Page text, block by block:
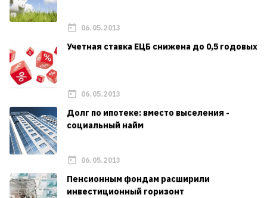
06.05.2013
Учетная ставка ЕЦБ снижена до 0,5 годовых
06.05.2013
Долг по ипотеке: вместо выселения -
социальный найм
06.05.2013
Пенсионным фондам расширили
инвестиционный горизонт